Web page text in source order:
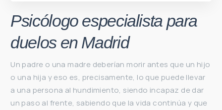
Psicólogo especialista para
duelos en Madrid
Un padre o una madre deberían morir antes que un hijo
o una hija y eso es, precisamente, lo que puede llevar
a una persona al hundimiento, siendo incapaz de dar
un paso al frente, sabiendo que la vida continúa y que